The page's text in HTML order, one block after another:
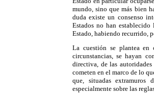
mundo, sino que más bien
duda existe un consenso
Estados no han
Estado, habiendo recurrido,
La cuestión se plantea en
circunstancias, se hayan
directiva, de las
cometen en el marco de lo
que, situadas extramuros
especialmente sobre las